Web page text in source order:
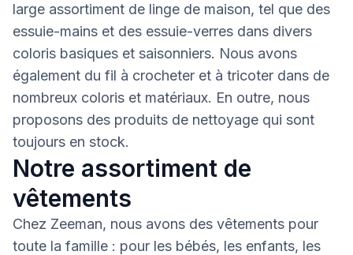
large assortiment de linge de maison, tel que des
essuie-mains et des essuie-verres dans divers
coloris basiques et saisonniers. Nous avons
également du fil à crocheter et à tricoter dans de
nombreux coloris et matériaux. En outre, nous
proposons des produits de nettoyage qui sont
toujours en stock.
Notre assortiment de
vêtements
Chez Zeeman, nous avons des vêtements pour
toute la famille : pour les bébés, les enfants, les